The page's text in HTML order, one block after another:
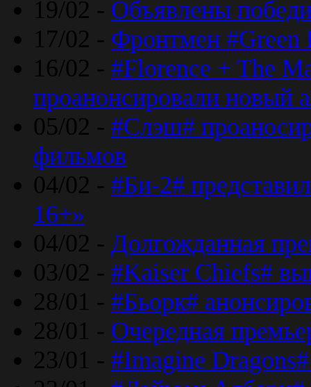
19/02 - Объявлены
17/02 - Фронтмен #Green
16/02 - #Florence + The
проанонсировали новый
05/02 - #Слэш#
фильмов
04/02 - #Би-2#
16+»
04/02 - Долгожданная
03/02 - #Kaiser Chiefs#
28/01 - #Бьорк#
28/01 - Очередная
23/01 - #Imagine